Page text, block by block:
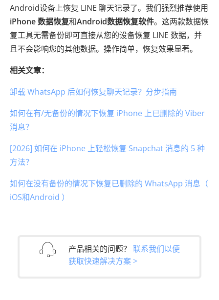
Android设备上恢复 LINE 聊天记录了。我们强烈推荐使用
iPhone 数据恢复和Android数据恢复软件。这两款数据恢
复工具无需备份即可直接从您的设备恢复 LINE 数据，并
且不会影响您的其他数据。操作简单，恢复效果显著。
相关文章：
卸载 WhatsApp 后如何恢复聊天记录？分步指南
如何在有/无备份的情况下恢复 iPhone 上已删除的 Viber
消息？
[2026] 如何在 iPhone 上轻松恢复 Snapchat 消息的 5 种
方法？
如何在没有备份的情况下恢复已删除的 WhatsApp 消息（
iOS和Android ）
产品相关的问题？ 联系我们以便
获取快速解决方案 >